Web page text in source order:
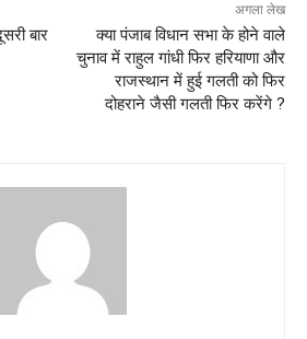
बार
अगला लेख
क्या पंजाब विधान सभा के होने वाले
चुनाव में राहुल गांधी फिर हरियाणा और
राजस्थान में हुई गलती को फिर
दोहराने जैसी गलती फिर करेंगे ?